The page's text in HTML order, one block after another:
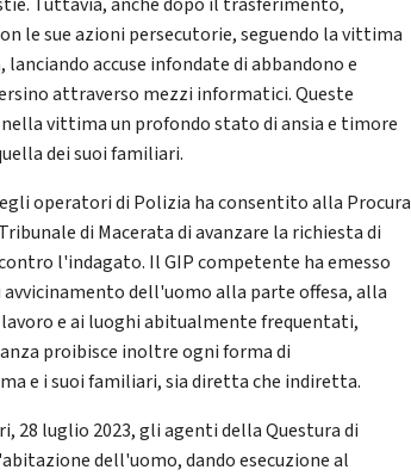
le sue azioni persecutorie, seguendo la vittima
accuse infondate di abbandono e
attraverso mezzi informatici. Queste
vittima un profondo stato di ansia e timore
dei suoi familiari.
operatori di Polizia ha consentito alla Procura
di Macerata di avanzare la richiesta di
l'indagato. Il GIP competente ha emesso
dell'uomo alla parte offesa, alla
e ai luoghi abitualmente frequentati,
proibisce inoltre ogni forma di
e i suoi familiari, sia diretta che indiretta.
28 luglio 2023, gli agenti della Questura di
dell'uomo, dando esecuzione al